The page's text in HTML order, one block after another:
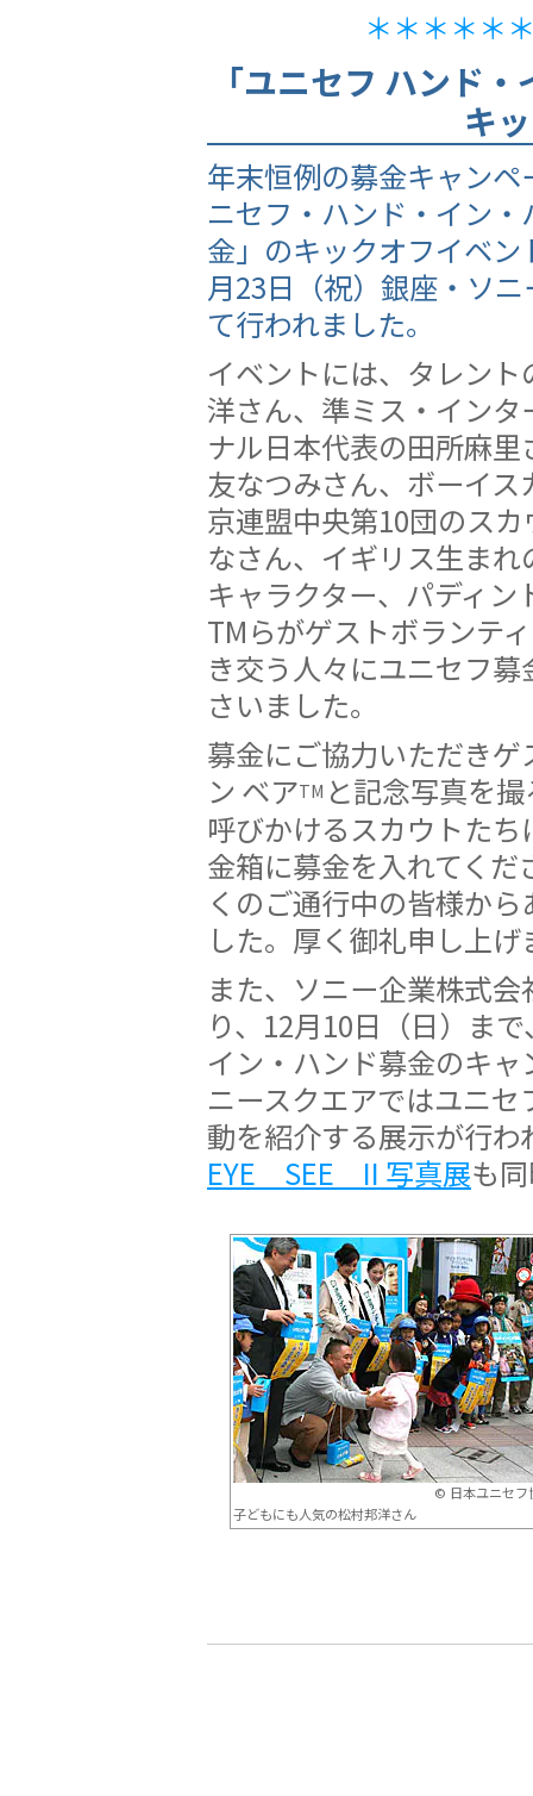
＊＊＊＊＊
「ユニセフ ハンド
キ
年末恒例の募金キャンペ
ニセフ・ハンド・イン・
金」のキックオフイベン
月23日（祝）銀座・ソ
て行われました。
イベントには、タレント
洋さん、準ミス・インタ
ナル日本代表の田所麻里
友なつみさん、ボーイス
京連盟中央第10団のス
なさん、イギリス生まれ
キャラクター、パディン
TMらがゲストボランテ
き交う人々にユニセフ
さいました。
募金にご協力いただき
ン ベアTM と記念写真を
呼びかけるスカウトた
金箱に募金を入れてく
くのご通行中の皆様か
した。厚く御礼申し上げ
また、ソニー企業株式
り、12月10日（日）ま
イン・ハンド募金のキ
ニースクエアではユニ
動を紹介する展示が行
EYE SEE II 写真展も
© 日本ユニセフ
子どもにも人気の松村邦洋さん